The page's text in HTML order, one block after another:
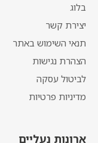
בלוג
יצירת קשר
תנאי השימוש באתר
הצהרת נגישות
לביטול עסקה
מדיניות פרטיות
ארונות נעליים